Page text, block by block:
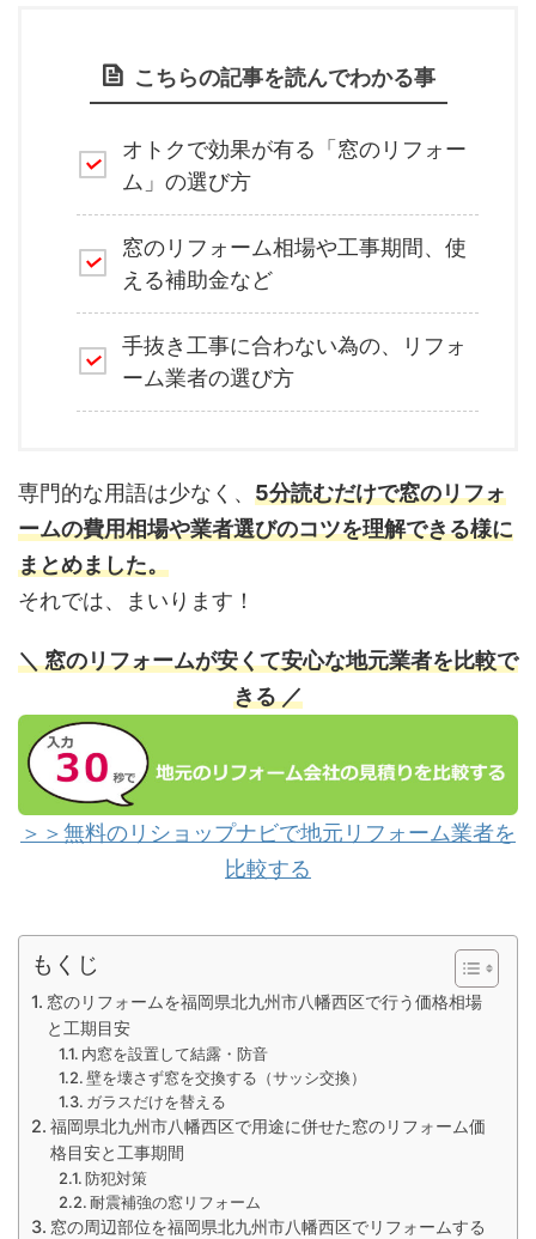
こちらの記事を読んでわかる事
オトクで効果が有る「窓のリフォー
ム」の選び方
窓のリフォーム相場や工事期間、使
える補助金など
手抜き工事に合わない為の、リフォ
ーム業者の選び方
専門的な用語は少なく、 5分読むだけで窓のリフォ
ームの費用相場や業者選びのコツを理解できる様に
まとめました。
それでは、まいります！
＼ 窓のリフォームが安くて安心な地元業者を比較で
きる ／
＞＞無料のリショップナビで地元リフォーム業者を
比較する
もくじ
窓のリフォームを福岡県北九州市八幡西区で行う価格相場
と工期目安
内窓を設置して結露・防音
壁を壊さず窓を交換する（サッシ交換）
ガラスだけを替える
福岡県北九州市八幡西区で用途に併せた窓のリフォーム価
格目安と工事期間
防犯対策
耐震補強の窓リフォーム
窓の周辺部位を福岡県北九州市八幡西区でリフォームする